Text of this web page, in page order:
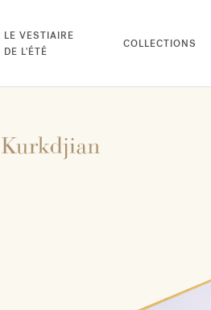
LE VESTIAIRE
DE L'ÉTÉ
COLLECTIONS